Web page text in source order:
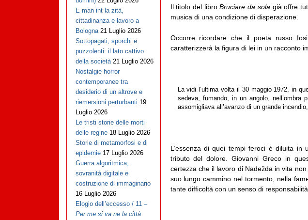
Il titolo del libroBruciare da sola già offre
musica di una condizione di disperazione.
Occorre ricordare che il poeta russo
caratterizzerà la figura di lei in un racconto
La vidi l’ultima volta il 30 maggio 1972, in
sedeva, fumando, in un angolo, nell’ombra
assomigliava all’avanzo di un grande
L’essenza di quei tempi feroci è diluita
tributo del dolore. Giovanni Greco in
certezza che il lavoro di Nadežda in vita
suo lungo cammino nel tormento, nella
tante difficoltà con un senso di
E man int la zità,
cittadinanza e lavoro a
Bologna 21 Luglio 2026
Sottopagati, sporchi e
puzzolenti: il lato cattivo
della società 21 Luglio 2026
Nostalgie horror
contemporanee tra
desiderio di un altrove e
riemersioni perturbanti 19
Luglio 2026
Le tristi storie delle morti
delle regine 18 Luglio 2026
Storie di metamorfosi e di
epidemie 17 Luglio 2026
Guerra algoritmica,
sovranità digitale e
costruzione di immaginario
16 Luglio 2026
Elogio dell’eccesso / 11 –
Per me si va ne la città